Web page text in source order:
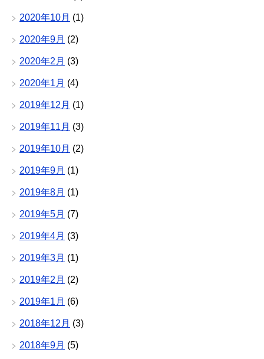
2020年10月 (1)
2020年9月 (2)
2020年2月 (3)
2020年1月 (4)
2019年12月 (1)
2019年11月 (3)
2019年10月 (2)
2019年9月 (1)
2019年8月 (1)
2019年5月 (7)
2019年4月 (3)
2019年3月 (1)
2019年2月 (2)
2019年1月 (6)
2018年12月 (3)
2018年9月 (5)